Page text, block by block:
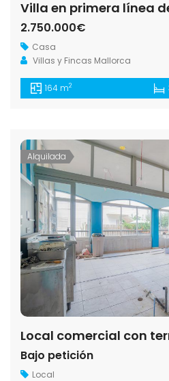
2.750.000€
Casa
Villas y Fincas Mallorca
164 m2
Alquilada
Bajo petición
Local